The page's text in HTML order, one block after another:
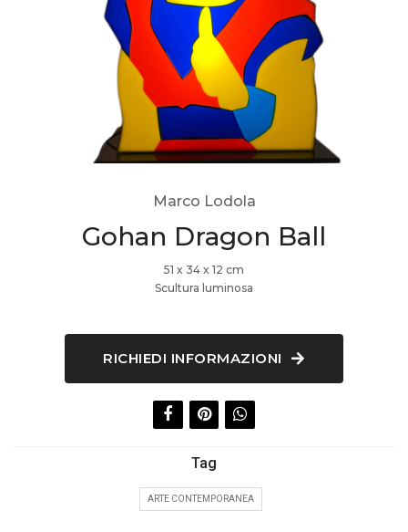
Marco Lodola
Gohan Dragon Ball
51 x 34 x 12 cm
Scultura luminosa
RICHIEDI INFORMAZIONI
Tag
ARTE CONTEMPORANEA